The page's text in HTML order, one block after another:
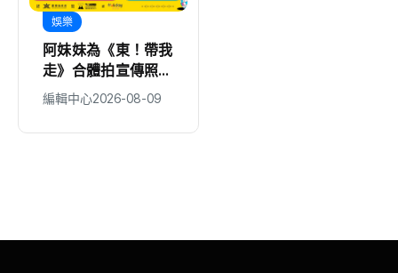
娛樂
展榮展瑞父親節邀爸
吃「鵝子晚餐」！展
瑞笑喊：跳舞這下真
成「兒子」了！
編輯中心2026-08-09